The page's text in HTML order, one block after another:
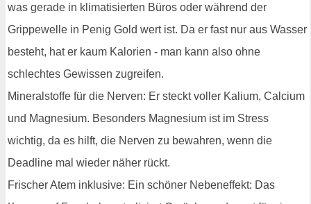
was gerade in klimatisierten Büros oder während der
Grippewelle in Penig Gold wert ist. Da er fast nur aus Wasser
besteht, hat er kaum Kalorien - man kann also ohne
schlechtes Gewissen zugreifen.
Mineralstoffe für die Nerven: Er steckt voller Kalium, Calcium
und Magnesium. Besonders Magnesium ist im Stress
wichtig, da es hilft, die Nerven zu bewahren, wenn die
Deadline mal wieder näher rückt.
Frischer Atem inklusive: Ein schöner Nebeneffekt: Das